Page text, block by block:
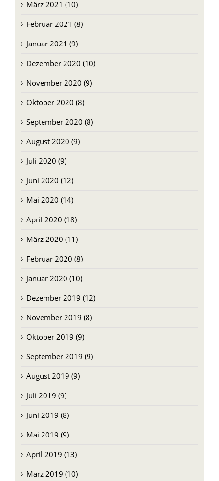
März 2021 (10)
Februar 2021 (8)
Januar 2021 (9)
Dezember 2020 (10)
November 2020 (9)
Oktober 2020 (8)
September 2020 (8)
August 2020 (9)
Juli 2020 (9)
Juni 2020 (12)
Mai 2020 (14)
April 2020 (18)
März 2020 (11)
Februar 2020 (8)
Januar 2020 (10)
Dezember 2019 (12)
November 2019 (8)
Oktober 2019 (9)
September 2019 (9)
August 2019 (9)
Juli 2019 (9)
Juni 2019 (8)
Mai 2019 (9)
April 2019 (13)
März 2019 (10)